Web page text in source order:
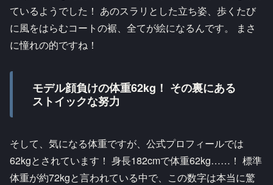
ているようでした！ あのスラリとした立ち姿、歩くたび
に風をはらむコートの裾、全てが絵になるんです。 まさ
に憧れの的ですね！
モデル顔負けの体重62kg！ その裏にある
ストイックな努力
そして、気になる体重ですが、公式プロフィールでは
62kgとされています！ 身長182cmで体重62kg……！ 標準
体重が約72kgと言われている中で、この数字は本当に驚